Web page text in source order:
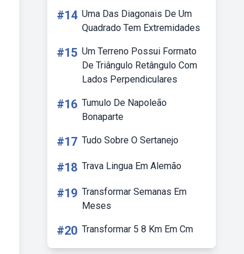
#14 Uma Das Diagonais De Um
Quadrado Tem Extremidades
#15 Um Terreno Possui Formato
De Triângulo Retângulo Com
Lados Perpendiculares
#16 Tumulo De Napoleão
Bonaparte
#17 Tudo Sobre O Sertanejo
#18 Trava Lingua Em Alemão
#19 Transformar Semanas Em
Meses
#20 Transformar 5 8 Km Em Cm